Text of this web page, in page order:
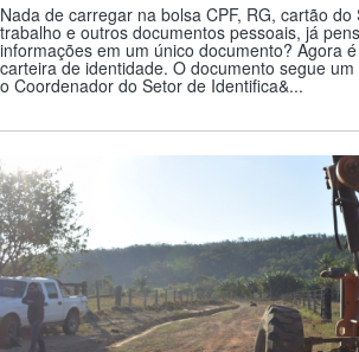
Nada de carregar na bolsa CPF, RG, cartão do
trabalho e outros documentos pessoais, já
informações em um único documento? Agora
carteira de identidade. O documento segue
o Coordenador do Setor de Identifica&...